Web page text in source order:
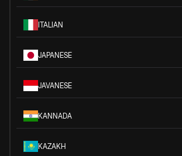
ITALIAN
JAPANESE
JAVANESE
KANNADA
KAZAKH